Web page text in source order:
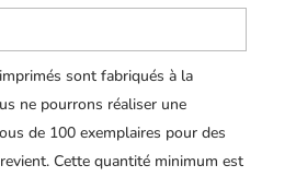
sont fabriqués à la
ne pourrons réaliser une
de 100 exemplaires pour des
Cette quantité minimum est